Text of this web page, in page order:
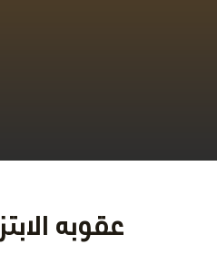
عقوبه